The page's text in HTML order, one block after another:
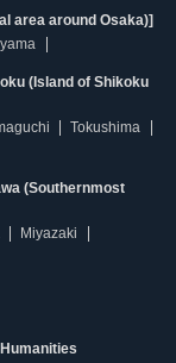
area around Osaka)]
(Island of Shikoku
Tokushima
(Southernmost
Miyazaki